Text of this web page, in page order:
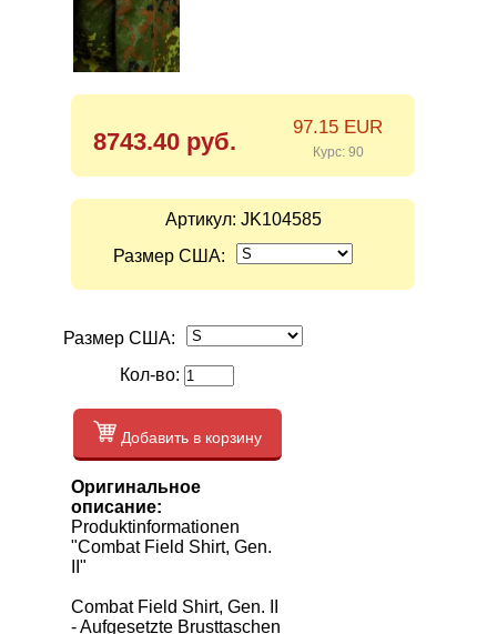
8743.40 руб.
97.15 EUR
Курс: 90
Артикул: JK104585
Размер США:
Размер США:
Кол-во:
Добавить в корзину
Оригинальное
описание:
Produktinformationen
"Combat Field Shirt, Gen.
II"
Combat Field Shirt, Gen. II
- Aufgesetzte Brusttaschen